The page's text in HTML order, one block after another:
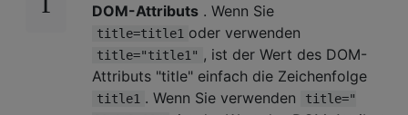
DOM-Attributs . Wenn Sie
title=title1 oder verwenden
title="title1" , ist der Wert des DOM-
Attributs "title" einfach die Zeichenfolge
title1 . Wenn Sie verwenden
title="